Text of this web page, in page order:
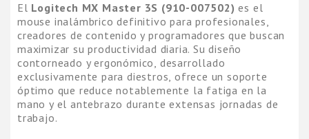
El Logitech MX Master 3S (910-007502) es el
mouse inalámbrico definitivo para profesionales,
creadores de contenido y programadores que buscan
maximizar su productividad diaria. Su diseño
contorneado y ergonómico, desarrollado
exclusivamente para diestros, ofrece un soporte
óptimo que reduce notablemente la fatiga en la
mano y el antebrazo durante extensas jornadas de
trabajo.